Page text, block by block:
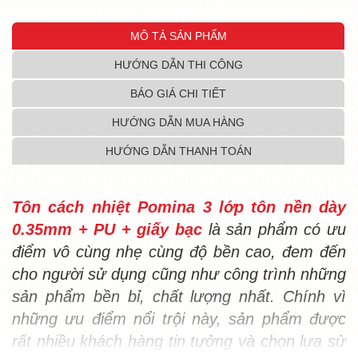
MÔ TẢ SẢN PHẨM
HƯỚNG DẪN THI CÔNG
BÁO GIÁ CHI TIẾT
HƯỚNG DẪN MUA HÀNG
HƯỚNG DẪN THANH TOÁN
Tôn cách nhiệt Pomina 3 lớp tôn nền dày
0.35mm + PU + giấy bạc là sản phẩm có ưu
điểm vô cùng nhẹ cùng độ bền cao, đem đến
cho người sử dụng cũng như công trình những
sản phẩm bền bỉ, chất lượng nhất. Chính vì
những ưu điểm nổi trội này, sản phẩm được
rất nhiều khách hàng tin tưởng và chọn lựa sử